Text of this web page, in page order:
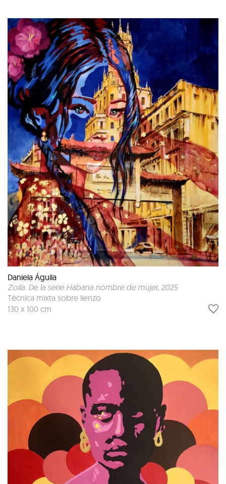
Daniela Águila
Zoila. De la serie Habana nombre de mujer, 2025
Técnica mixta sobre lienzo
130 x 100 cm